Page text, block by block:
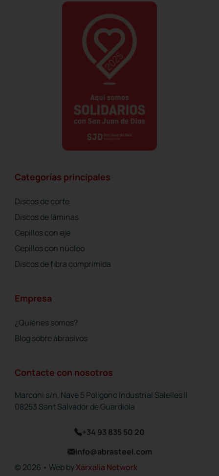
Disco crank montado sobre un
Categorías principales
Discos de corte
Discos de láminas
Cepillos con eje
Cepillos con núcleo
Discos de fibra comprimida
Empresa
¿Quiénes somos?
Blog sobre abrasivos
Contacte con nosotros
Marconi s/n, Nave 5 Polígono Industrial Salelles II
08253 Sant Salvador de Guardiola
+34 93 835 50 20
info@abrasteel.com
© 2026 • Web byXarxalia Network